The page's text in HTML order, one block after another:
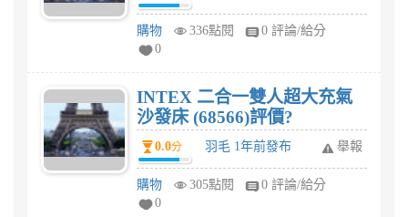
購物 336點閱
0 評論/給分
0
INTEX 二合一雙人超大充氣
沙發床 (68566)評價?
0.0分 羽毛 1年前發布 舉報
購物 305點閱
0 評論/給分
0